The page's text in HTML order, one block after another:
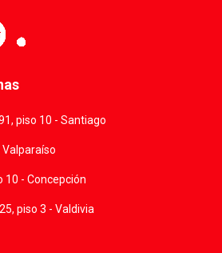
piso 10 - Santiago
Valparaíso
10 - Concepción
piso 3 - Valdivia